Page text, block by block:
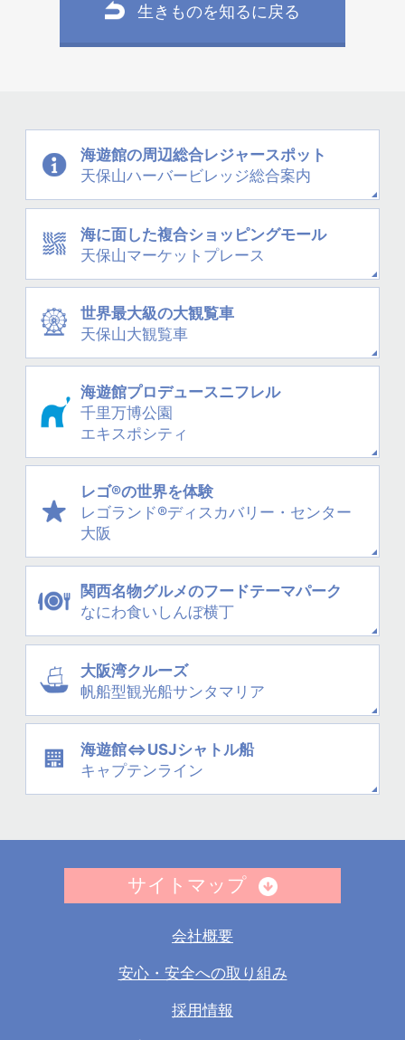
生きものを知るに戻る
海遊館の周辺総合レジャースポット
天保山ハーバービレッジ総合案内
海に面した複合ショッピングモール
天保山マーケットプレース
世界最大級の大観覧車
天保山大観覧車
海遊館プロデュースニフレル
千里万博公園
エキスポシティ
レゴ®の世界を体験
レゴランド®ディスカバリー・ センター
大阪
関西名物グルメのフードテーマパーク
なにわ食いしんぼ横丁
大阪湾クルーズ
帆船型観光船サンタマリア
海遊館⇔USJシャトル船
キャプテンライン
サイトマップ
会社概要
安心・安全への取り組み
採用情報